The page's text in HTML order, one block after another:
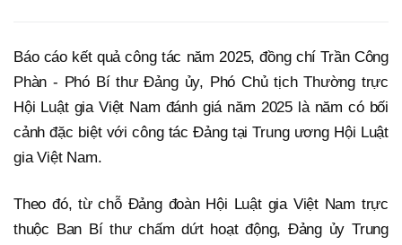
Báo cáo kết quả công tác năm 2025, đồng chí Trần Công
Phàn - Phó Bí thư Đảng ủy, Phó Chủ tịch Thường trực
Hội Luật gia Việt Nam đánh giá năm 2025 là năm có bối
cảnh đặc biệt với công tác Đảng tại Trung ương Hội Luật
gia Việt Nam.
Theo đó, từ chỗ Đảng đoàn Hội Luật gia Việt Nam trực
thuộc Ban Bí thư chấm dứt hoạt động, Đảng ủy Trung